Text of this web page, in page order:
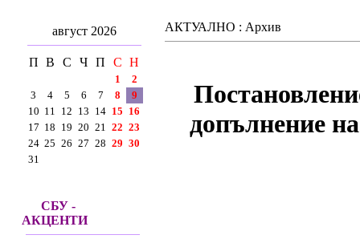
август 2026
П В С Ч П С Н
1
2
3
4 5 6 7 8
9
10 11 12 13 14 15 16
17 18 19 20 21 22 23
24 25 26 27 28 29 30
31
СБУ -
АКЦЕНТИ
АКТУАЛНО : Архив
допълнение